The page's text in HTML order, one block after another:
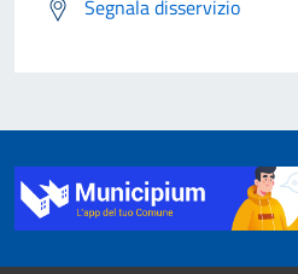
Segnala disservizio